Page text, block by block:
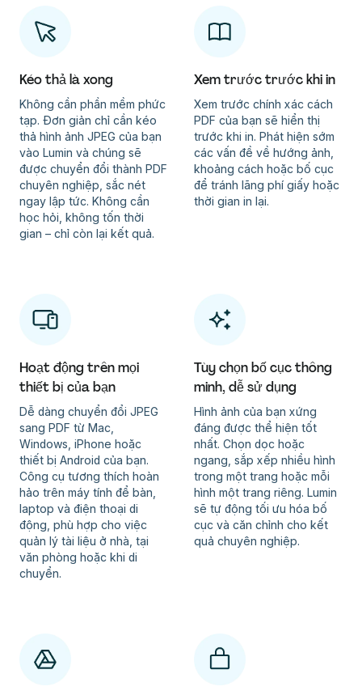
Kéo thả là xong
Không cần phần mềm phức
tạp. Đơn giản chỉ cần kéo
thả hình ảnh JPEG của bạn
vào Lumin và chúng sẽ
được chuyển đổi thành PDF
chuyên nghiệp, sắc nét
ngay lập tức. Không cần
học hỏi, không tốn thời
gian – chỉ còn lại kết quả.
Xem trước trước khi in
Xem trước chính xác cách
PDF của bạn sẽ hiển thị
trước khi in. Phát hiện sớm
các vấn đề về hướng ảnh,
khoảng cách hoặc bố cục
để tránh lãng phí giấy hoặc
thời gian in lại.
Hoạt động trên mọi
thiết bị của bạn
Dễ dàng chuyển đổi JPEG
sang PDF từ Mac,
Windows, iPhone hoặc
thiết bị Android của bạn.
Công cụ tương thích hoàn
hảo trên máy tính để bàn,
laptop và điện thoại di
động, phù hợp cho việc
quản lý tài liệu ở nhà, tại
văn phòng hoặc khi di
chuyển.
Tùy chọn bố cục thông
minh, dễ sử dụng
Hình ảnh của bạn xứng
đáng được thể hiện tốt
nhất. Chọn dọc hoặc
ngang, sắp xếp nhiều hình
trong một trang hoặc mỗi
hình một trang riêng. Lumin
sẽ tự động tối ưu hóa bố
cục và căn chỉnh cho kết
quả chuyên nghiệp.